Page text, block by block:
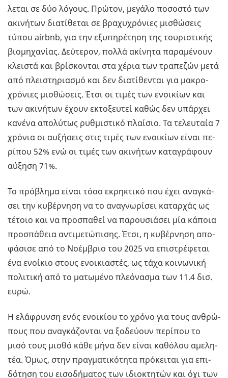
λε­ται σε δύο λό­γους. Πρώ­τον, µε­γά­λο πο­σο­στό των
ακι­νή­των δια­τί­θε­ται σε βρα­χυ­χρό­νιες µι­σθώ­σεις
τύπου airbnb, για την εξυ­πη­ρέ­τη­ση της του­ρι­στι­κής
βιο­µη­χα­νί­ας. Δεύ­τε­ρον, πολλά ακί­νη­τα πα­ρα­µέ­νουν
κλει­στά και βρί­σκο­νται στα χέρια των τρα­πε­ζών µετά
από πλει­στη­ρια­σµό και δεν δια­τί­θε­νται για µα­κρο­
χρό­νιες µι­σθώ­σεις. Έτσι οι τιµές των ενοι­κί­ων και
των ακι­νή­των έχουν εκτο­ξευ­τεί καθώς δεν υπάρ­χει
κα­νέ­να απο­λύ­τως ρυ­θµι­στι­κό πλαί­σιο. Τα τε­λευ­ταία 7
χρό­νια οι αυ­ξή­σεις στις τιµές των ενοι­κί­ων είναι πε­
ρί­που 52% ενώ οι τιµές των ακι­νή­των κα­τα­γρά­φουν
αύ­ξη­ση 71%.
Το πρό­βλη­µα είναι τόσο εκρη­κτι­κό που έχει ανα­γκά­
σει την κυ­βέρ­νη­ση να το ανα­γνω­ρί­σει κα­ταρ­χάς ως
τέ­τοιο και να προ­σπα­θεί να πα­ρου­σιά­σει µία κά­ποια
προ­σπά­θεια αντι­µε­τώ­πι­σης. Έτσι, η κυ­βέρ­νη­ση απο­
φά­σι­σε από το Νο­έ­µβριο του 2025 να επι­στρέ­φε­ται
ένα ενοί­κιο στους ενοι­κια­στές, ως τάχα κοι­νω­νι­κή
πο­λι­τι­κή από το µα­τω­µέ­νο πλε­ό­να­σµα των 11.4 δισ.
ευρώ.
Η ελά­φρυν­ση ενός ενοι­κί­ου το χρόνο για τους αν­θρώ­
πους που ανα­γκά­ζο­νται να ξο­δεύ­ουν πε­ρί­που το
µισό τους µισθό κάθε µήνα δεν είναι κα­θό­λου αµε­λη­
τέα. Όµως, στην πρα­γµα­τι­κό­τη­τα πρό­κει­ται για επι­
δό­τη­ση του ει­σο­δή­µα­τος των ιδιο­κτη­τών και όχι των